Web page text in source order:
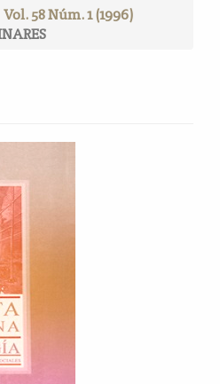
Vol. 58 Núm. 1 (1996)